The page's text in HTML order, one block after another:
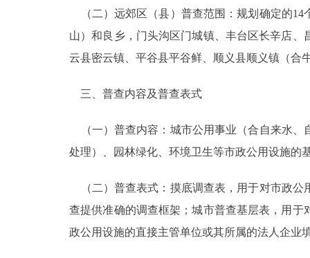
（二）远郊区（县）普查范围：规划确定的14
山）和良乡，门头沟区门城镇、丰台区长辛店
云县密云镇、平谷县平谷鲜、顺义县顺义镇（合
三、普查内容及普查表式
（一）普查内容：城市公用事业（合自来水、
处理）、园林绿化、环境卫生等市政公用设施的
（二）普查表式：摸底调查表，用于对市政公
查提供准确的调查框架；城市普查基层表，用
政公用设施的直接主管单位或其所属的法人企业